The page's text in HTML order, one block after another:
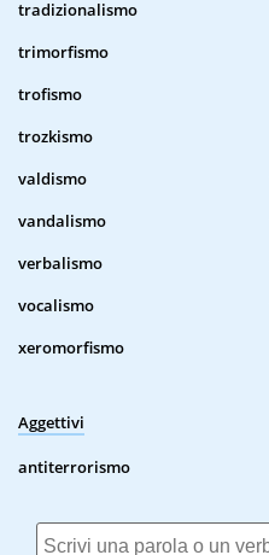
tradizionalismo
trimorfismo
trofismo
trozkismo
valdismo
vandalismo
verbalismo
vocalismo
xeromorfismo
Aggettivi
antiterrorismo